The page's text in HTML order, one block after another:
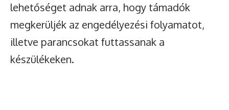
lehetőséget adnak arra, hogy támadók
megkerüljék az engedélyezési folyamatot,
illetve parancsokat futtassanak a
készülékeken.